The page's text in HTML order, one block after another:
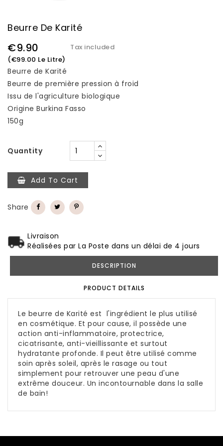
Beurre De Karité
€9.90
(€99.00 Le Litre)
Tax included
Beurre de Karité
Beurre de première pression à froid
Issu de l'agriculture biologique
Origine Burkina Fasso
150g
Quantity
Add To Cart
Share
Livraison
Réalisées par La Poste dans un délai de 4 jours
DESCRIPTION
PRODUCT DETAILS
Le beurre de Karité est l'ingrédient le plus utilisé
en cosmétique. Et pour cause, il possède une
action anti-inflammatoire, protectrice,
cicatrisante, anti-vieillissante et surtout
hydratante profonde. Il peut être utilisé comme
soin après soleil, après le rasage ou tout
simplement pour retrouver une peau d'une
extrême douceur. Un incontournable dans la salle
de bain!